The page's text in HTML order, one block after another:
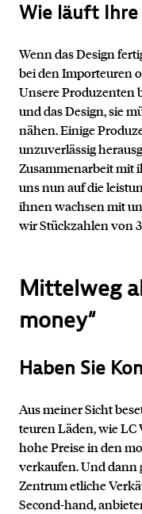
Wie läuft Ihre
Wenn das Design
bei den Importeuren
Unsere Produzenten
und das Design, sie
nähen. Einige
unzuverlässig
Zusammenarbeit mit
uns nun auf die
ihnen wachsen mit
wir Stückzahlen von
Mittelweg
money“
Haben Sie
Aus meiner Sicht
teuren Läden, wie LC
hohe Preise in den
verkaufen. Und dann
Zentrum etliche
Second-hand,
Kontakt